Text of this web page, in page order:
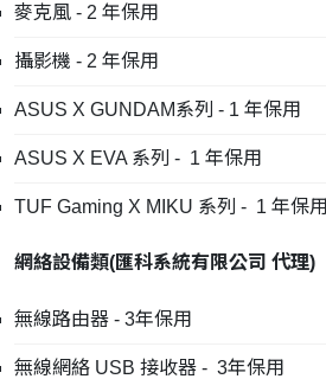
麥克風 - 2 年保用
攝影機 - 2 年保用
ASUS X GUNDAM系列 - 1 年保用
ASUS X EVA 系列 - 1 年保用
TUF Gaming X MIKU 系列 - 1 年保用
網絡設備類(匯科系統有限公司 代理)
無線路由器 - 3年保用
無線網絡 USB 接收器 - 3年保用